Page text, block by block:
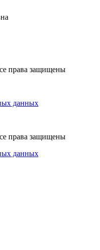
права защищены
данных
права защищены
данных